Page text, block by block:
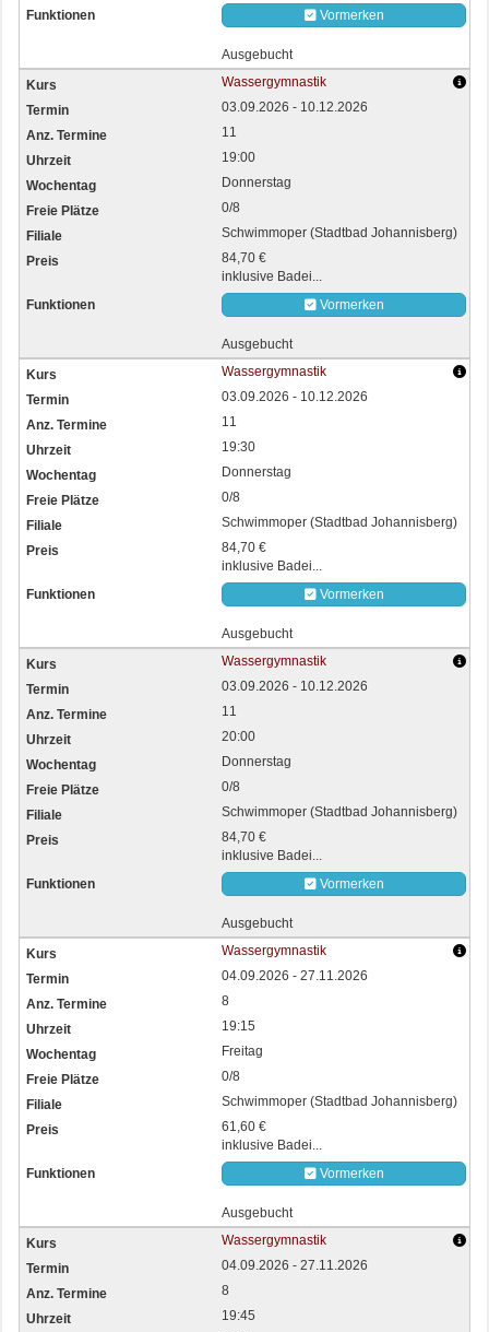
Vormerken
Ausgebucht
Wassergymnastik
03.09.2026 - 10.12.2026
11
19:00
Donnerstag
0/8
Schwimmoper (Stadtbad Johannisberg)
84,70 €
inklusive Badei...
Vormerken
Ausgebucht
Wassergymnastik
03.09.2026 - 10.12.2026
11
19:30
Donnerstag
0/8
Schwimmoper (Stadtbad Johannisberg)
84,70 €
inklusive Badei...
Vormerken
Ausgebucht
Wassergymnastik
03.09.2026 - 10.12.2026
11
20:00
Donnerstag
0/8
Schwimmoper (Stadtbad Johannisberg)
84,70 €
inklusive Badei...
Vormerken
Ausgebucht
Wassergymnastik
04.09.2026 - 27.11.2026
8
19:15
Freitag
0/8
Schwimmoper (Stadtbad Johannisberg)
61,60 €
inklusive Badei...
Vormerken
Ausgebucht
Wassergymnastik
04.09.2026 - 27.11.2026
8
19:45